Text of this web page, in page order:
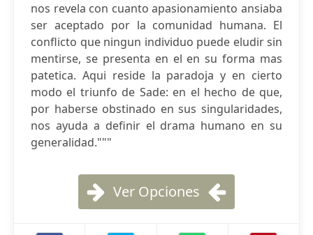
nos revela con cuanto apasionamiento ansiaba
ser aceptado por la comunidad humana. El
conflicto que ningun individuo puede eludir sin
mentirse, se presenta en el en su forma mas
patetica. Aqui reside la paradoja y en cierto
modo el triunfo de Sade: en el hecho de que,
por haberse obstinado en sus singularidades,
nos ayuda a definir el drama humano en su
generalidad."""
Ver Opciones